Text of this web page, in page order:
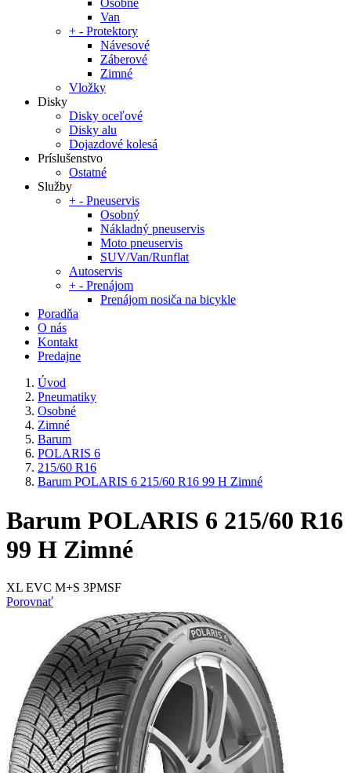
Osobné
Van
+ - Protektory
Návesové
Záberové
Zimné
Vložky
Disky
Disky oceľové
Disky alu
Dojazdové kolesá
Príslušenstvo
Ostatné
Služby
+ - Pneuservis
Osobný
Nákladný pneuservis
Moto pneuservis
SUV/Van/Runflat
Autoservis
+ - Prenájom
Prenájom nosiča na bicykle
Poradňa
O nás
Kontakt
Predajne
Úvod
Pneumatiky
Osobné
Zimné
Barum
POLARIS 6
215/60 R16
Barum POLARIS 6 215/60 R16 99 H Zimné
Barum POLARIS 6 215/60 R16
99 H Zimné
XL EVC M+S 3PMSF
Porovnať